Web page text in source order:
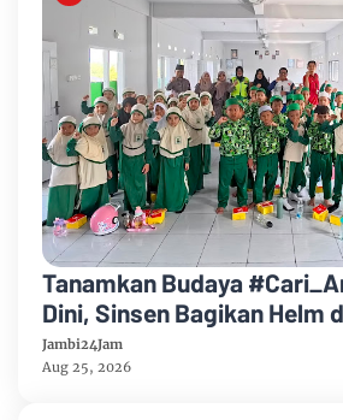
Tanamkan Budaya
Dini, Sinsen Bagikan Helm
Nasional 2026
Jambi24Jam
Aug 25, 2026